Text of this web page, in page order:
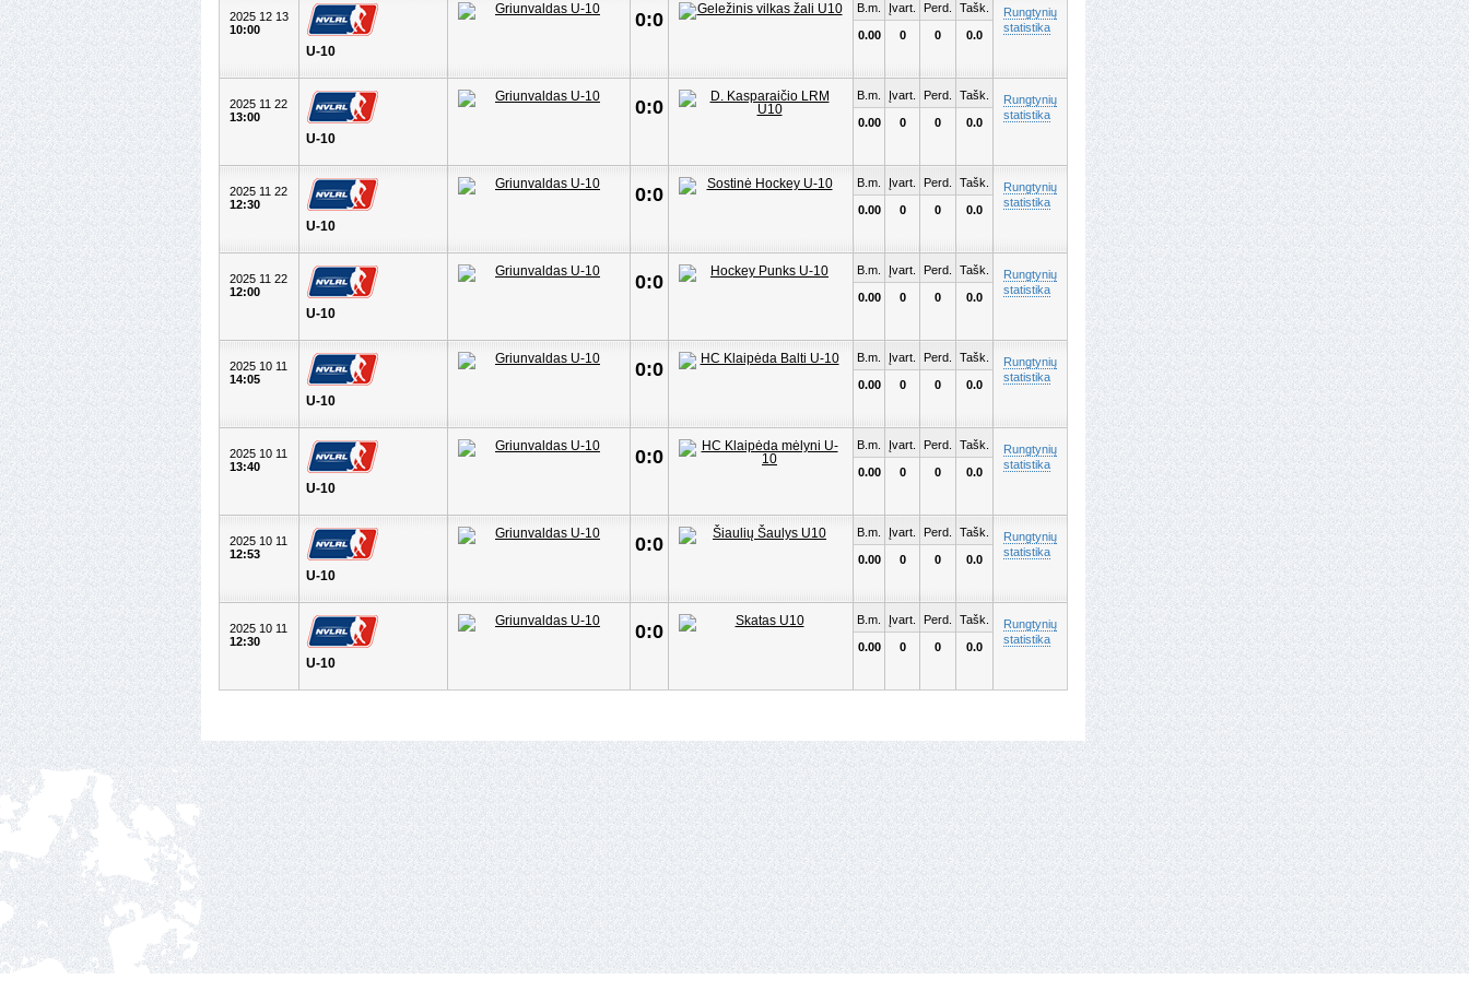
2025 12 13
10:00
U-10
0:0
B.m.
0.00
Įvart.
0
Perd.
0
Tašk.
0.0
Rungtynių
statistika
2025 11 22
13:00
U-10
0:0
B.m.
0.00
Įvart.
0
Perd.
0
Tašk.
0.0
Rungtynių
statistika
2025 11 22
12:30
U-10
0:0
B.m.
0.00
Įvart.
0
Perd.
0
Tašk.
0.0
Rungtynių
statistika
2025 11 22
12:00
U-10
0:0
B.m.
0.00
Įvart.
0
Perd.
0
Tašk.
0.0
Rungtynių
statistika
2025 10 11
14:05
U-10
0:0
B.m.
0.00
Įvart.
0
Perd.
0
Tašk.
0.0
Rungtynių
statistika
2025 10 11
13:40
U-10
0:0
B.m.
0.00
Įvart.
0
Perd.
0
Tašk.
0.0
Rungtynių
statistika
2025 10 11
12:53
U-10
0:0
B.m.
0.00
Įvart.
0
Perd.
0
Tašk.
0.0
Rungtynių
statistika
2025 10 11
12:30
U-10
0:0
B.m.
0.00
Įvart.
0
Perd.
0
Tašk.
0.0
Rungtynių
statistika